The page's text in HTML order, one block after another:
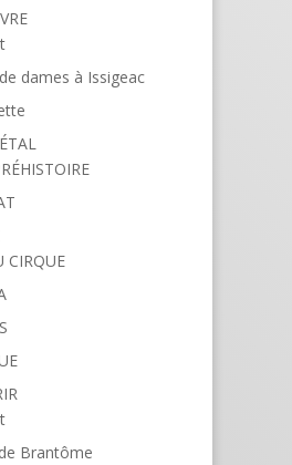
dames à Issigeac
CIRQUE
Brantôme